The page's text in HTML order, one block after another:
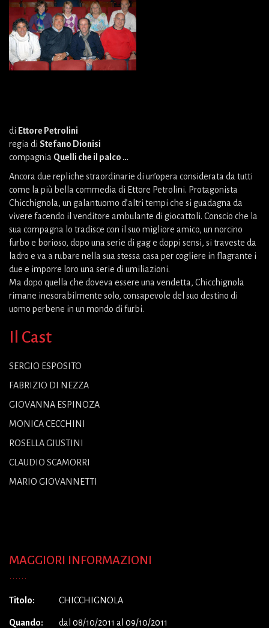
di Ettore Petrolini
regia di Stefano Dionisi
compagnia Quelli che il palco …
Ancora due repliche straordinarie di un’opera considerata da tutti
come la più bella commedia di Ettore Petrolini. Protagonista
Chicchignola, un galantuomo d’altri tempi che si guadagna da
vivere facendo il venditore ambulante di giocattoli. Conscio che la
sua compagna lo tradisce con il suo migliore amico, un norcino
furbo e borioso, dopo una serie di gag e doppi sensi, si traveste da
ladro e va a rubare nella sua stessa casa per cogliere in flagrante i
due e imporre loro una serie di umiliazioni.
Ma dopo quella che doveva essere una vendetta, Chicchignola
rimane inesorabilmente solo, consapevole del suo destino di
uomo perbene in un mondo di furbi.
Il Cast
SERGIO ESPOSITO
FABRIZIO DI NEZZA
GIOVANNA ESPINOZA
MONICA CECCHINI
ROSELLA GIUSTINI
CLAUDIO SCAMORRI
MARIO GIOVANNETTI
MAGGIORI INFORMAZIONI
Titolo: CHICCHIGNOLA
Quando: dal 08/10/2011 al 09/10/2011